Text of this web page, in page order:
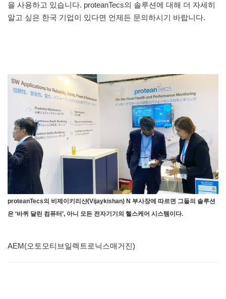
을 사용하고 있습니다. proteanTecs의 솔루션에 대해 더 자세히
알고 싶은 한국 기업이 있다면 언제든 문의하시기 바랍니다.
proteanTecs의 비제이키리샨(Vijaykishan) N 부사장에 따르면 그들의 솔루션
은 ‘바퀴 달린 컴퓨터’, 아니 모든 전자기기의 헬스케어 시스템이다.
AEM(오토모티브일렉트로닉스매거진)